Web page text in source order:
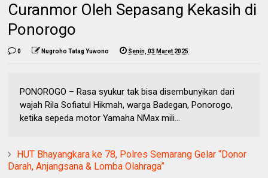
Curanmor Oleh Sepasang Kekasih di
Ponorogo
0 Nugroho Tatag Yuwono Senin, 03 Maret 2025
PONOROGO – Rasa syukur tak bisa disembunyikan dari
wajah Rila Sofiatul Hikmah, warga Badegan, Ponorogo,
ketika sepeda motor Yamaha NMax mili...
HUT Bhayangkara ke 78, Polres Semarang Gelar “Donor
Darah, Anjangsana & Lomba Olahraga”